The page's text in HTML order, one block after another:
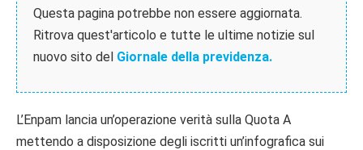
Questa pagina potrebbe non essere aggiornata.
Ritrova quest'articolo e tutte le ultime notizie sul
nuovo sito del Giornale della previdenza.
L’Enpam lancia un’operazione verità sulla Quota A
mettendo a disposizione degli iscritti un’infografica sui